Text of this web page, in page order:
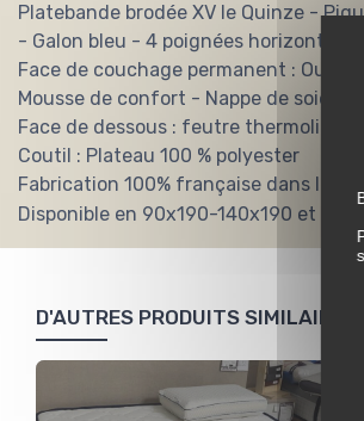
Platebande brodée XV le Quinze -
- Galon bleu - 4 poignées horizontales
Face de couchage permanent :
Mousse de confort - Nappe de soie.
Face de dessous : feutre thermolié et
Coutil : Plateau 100 % polyester
Fabrication 100% française dans le 85.
Disponible en 90x190-140x190 et
D'AUTRES PRODUITS SIMILAIRES